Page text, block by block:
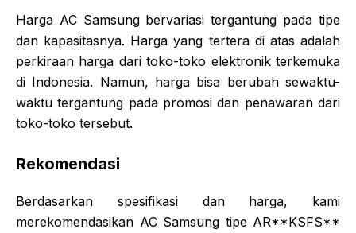
Harga AC Samsung bervariasi tergantung pada tipe
dan kapasitasnya. Harga yang tertera di atas adalah
perkiraan harga dari toko-toko elektronik terkemuka
di Indonesia. Namun, harga bisa berubah sewaktu-
waktu tergantung pada promosi dan penawaran dari
toko-toko tersebut.
Rekomendasi
Berdasarkan spesifikasi dan harga, kami
merekomendasikan AC Samsung tipe AR**KSFS**